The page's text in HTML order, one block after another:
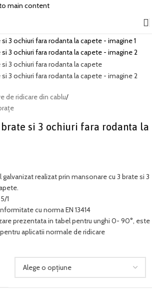
main content
de ridicare din cablu/
si 3 ochiuri fara rodanta la
realizat prin mansonare cu 3 brate si 3
1
cu norma EN 13414
prezentata in tabel pentru unghi 0- 90°, este
aplicatii normale de ridicare